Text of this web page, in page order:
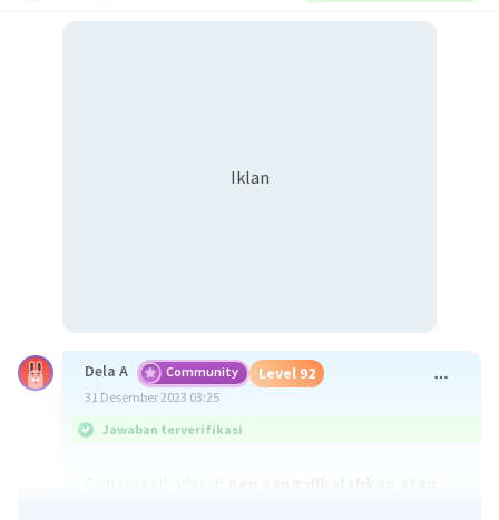
Iklan
Dela A Community Level 92
31 Desember 2023 03:25
Jawaban terverifikasi